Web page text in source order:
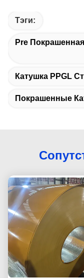
Тэги:
Pre
Катушка PPGL
Покрашенные